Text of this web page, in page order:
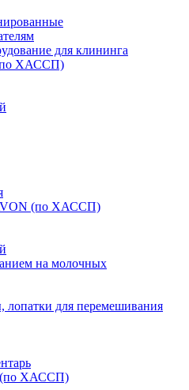
для клининга
ХАССП)
(по ХАССП)
на молочных
лопатки для перемешивания
(по ХАССП)